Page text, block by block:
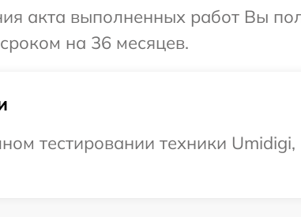
акта выполненных работ Вы
на 36 месяцев.
тестировании техники